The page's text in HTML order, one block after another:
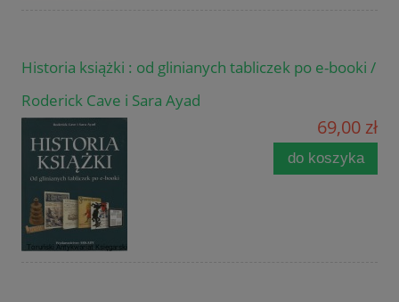
Historia książki : od glinianych tabliczek po e-booki /
Roderick Cave i Sara Ayad
69,00 zł
do koszyka